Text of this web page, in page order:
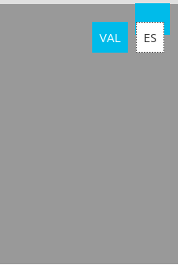
VAL ES